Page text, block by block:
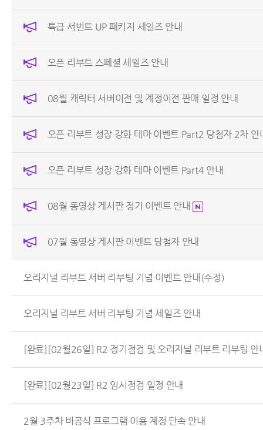
특급 서번트 UP 패키지 세일즈 안내
오픈 리부트 스페셜 세일즈 안내
08월 캐릭터 서버이전 및 계정이전 판매 일정 안내
오픈 리부트 성장 강화 테마 이벤트 Part2 당첨자 2차 안
오픈 리부트 성장 강화 테마 이벤트 Part4 안내
08월 동영상 게시판 정기 이벤트 안내
07월 동영상 게시판 이벤트 당첨자 안내
오리지널 리부트 서버 리부팅 기념 이벤트 안내(수정)
오리지널 리부트 서버 리부팅 기념 세일즈 안내
[완료][02월26일] R2 정기점검 및 오리지널 리부트 리부팅 안
[완료][02월23일] R2 임시점검 일정 안내
2월 3주차 비공식 프로그램 이용 계정 단속 안내